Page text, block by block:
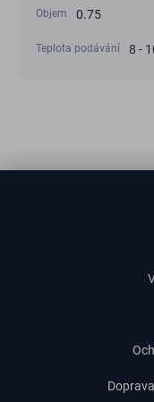
Objem 0.75
Teplota podávání 8 -